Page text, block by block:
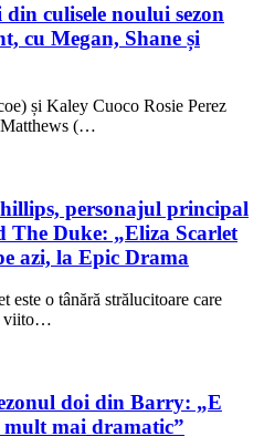
culisele noului sezon
cu Megan, Shane și
și Kaley Cuoco Rosie Perez
(…
personajul principal
The Duke: „Eliza Scarlet
azi, la Epic Drama
o tânără strălucitoare care
viito…
doi din Barry: „E
mai dramatic”